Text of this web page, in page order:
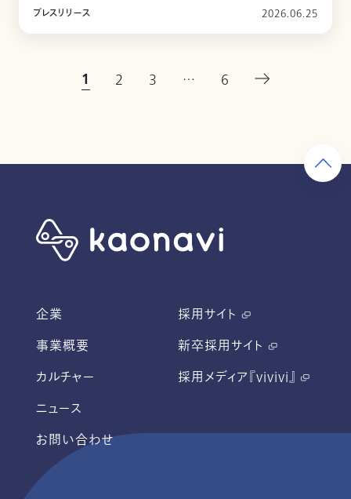
プレスリリース 2026.06.25
1 2 3 … 6
企業
事業概要
カルチャー
ニュース
お問い合わせ
採用サイト
新卒採用サイト
採用メディア『vivivi』